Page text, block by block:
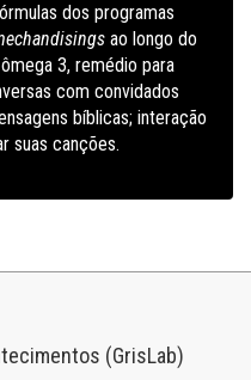
dos programas
ao longo do
3, remédio para
com convidados
bíblicas; interação
suas canções.
(GrisLab)